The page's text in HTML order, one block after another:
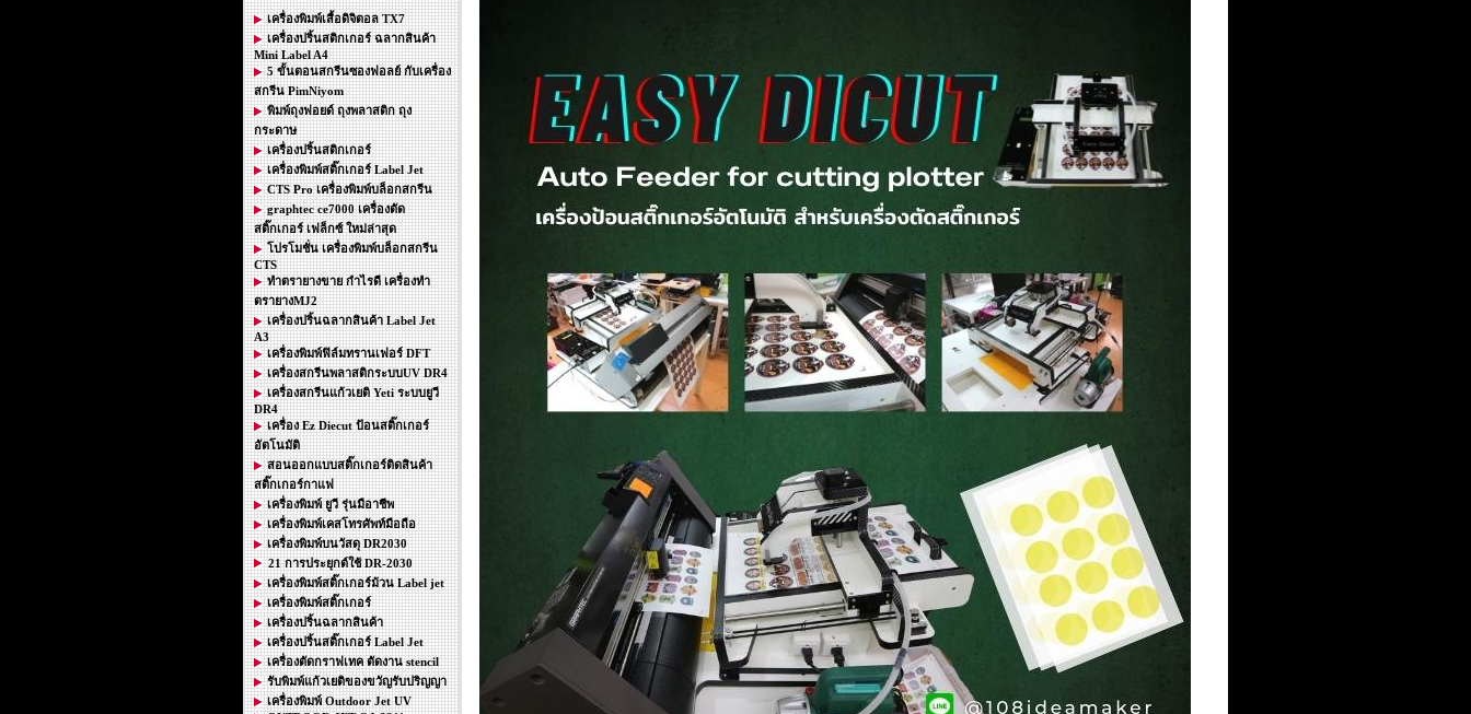
เครื่องพิมพ์เสื้อดิจิตอล TX7
เครื่องปริ้นสติกเกอร์ ฉลากสินค้า
Mini Label A4
5 ขั้นตอนสกรีนซองฟอลย์ กับเครื่อง
สกรีน PimNiyom
พิมพ์ถุงฟอยด์ ถุงพลาสติก ถุง
กระดาษ
เครื่องปริ้นสติกเกอร์
เครื่องพิมพ์สติ๊กเกอร์ Label Jet
CTS Pro เครื่องพิมพ์บล็อกสกรีน
graphtec ce7000 เครื่องตัด
สติ๊กเกอร์ เฟล็กซ์ ใหม่ล่าสุด
โปรโมชั่น เครื่องพิมพ์บล็อกสกรีน
CTS
ทำตรายางขาย กำไรดี เครื่องทำ
ตรายางMJ2
เครื่องปริ้นฉลากสินค้า Label Jet
A3
เครื่องพิมพ์ฟิล์มทรานเฟอร์ DFT
เครื่องสกรีนพลาสติกระบบUV DR4
เครื่องสกรีนแก้วเยติ Yeti ระบบยูวี
DR4
เครื่อง Ez Diecut ป้อนสติ๊กเกอร์
อัตโนมัติ
สอนออกแบบสติ๊กเกอร์ติดสินค้า
สติ๊กเกอร์กาแฟ
เครื่องพิมพ์ ยูวี รุ่นมือาชีพ
เครื่องพิมพ์เคสโทรศัพท์มือถือ
เครื่องพิมพ์บนวัสดุ DR2030
21 การประยุกต์ใช้ DR-2030
เครื่องพิมพ์สติ๊กเกอร์ม้วน Label jet
เครื่องพิมพ์สติ๊กเกอร์
เครื่องปริ้นฉลากสินค้า
เครื่องปริ้นสติ๊กเกอร์ Label Jet
เครื่องตัดกราฟเทค ตัดงาน stencil
รับพิมพ์แก้วเยติของขวัญรับปริญญา
เครื่องพิมพ์ Outdoor Jet UV